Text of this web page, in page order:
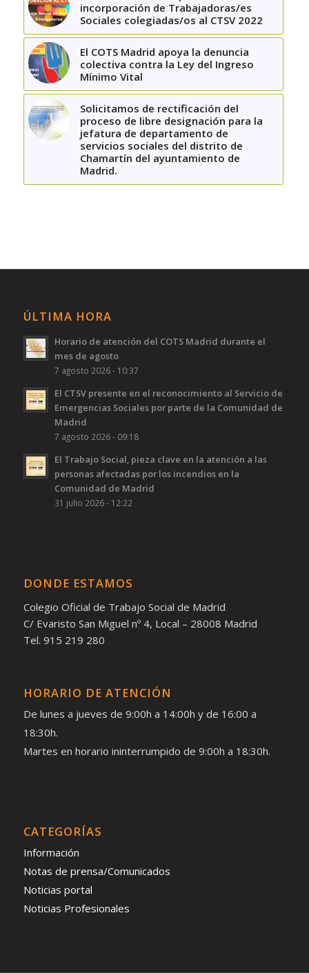
incorporación de Trabajadoras/es
Sociales colegiadas/os al CTSV 2022
El COTS Madrid apoya la denuncia
colectiva contra la Ley del Ingreso
Mínimo Vital
Solicitamos de rectificación del
proceso de libre designación para la
jefatura de departamento de
servicios sociales del distrito de
Chamartín del ayuntamiento de
Madrid.
ÚLTIMA HORA
Horario de atención del COTS Madrid durante el
mes de agosto
7 agosto 2026 - 10:37
El CTSV presente en el reconocimiento al Servicio de
Emergencias Sociales por parte de la Comunidad de
Madrid
7 agosto 2026 - 09:18
El Trabajo Social, pieza clave en la atención a las
personas afectadas por los incendios en la
Comunidad de Madrid
31 julio 2026 - 12:22
DONDE ESTAMOS
Colegio Oficial de Trabajo Social de Madrid
C/ Evaristo San Miguel nº 4, Local – 28008 Madrid
Tel. 915 219 280
HORARIO DE ATENCIÓN
De lunes a jueves de 9:00h a 14:00h y de 16:00 a
18:30h.
Martes en horario ininterrumpido de 9:00h a 18:30h.
CATEGORÍAS
Información
Notas de prensa/Comunicados
Noticias portal
Noticias Profesionales